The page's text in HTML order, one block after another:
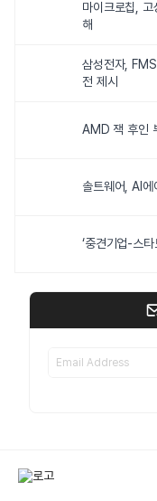
마이크로칩,
해
삼성전자,
전 제시
AMD 잭 후인
솔트웨어, AI에
‘중견기업-스